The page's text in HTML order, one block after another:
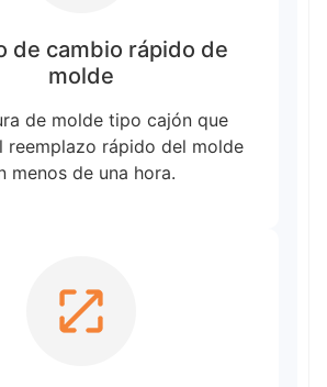
de cambio rápido de
molde
de molde tipo cajón que
reemplazo rápido del molde
menos de una hora.